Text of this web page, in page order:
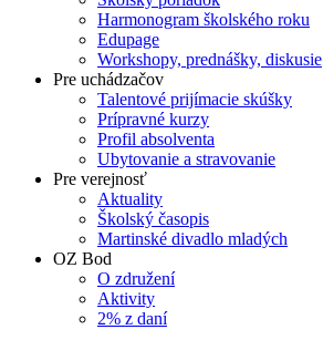
Harmonogram školského roku
Edupage
Workshopy, prednášky, diskusie
Pre uchádzačov
Talentové prijímacie skúšky
Prípravné kurzy
Profil absolventa
Ubytovanie a stravovanie
Pre verejnosť
Aktuality
Školský časopis
Martinské divadlo mladých
OZ Bod
O združení
Aktivity
2% z daní